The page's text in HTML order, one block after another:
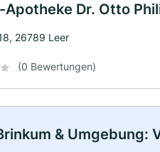
Dr. Otto
26789 Leer
(0 Bewertungen)
& Umgebung: